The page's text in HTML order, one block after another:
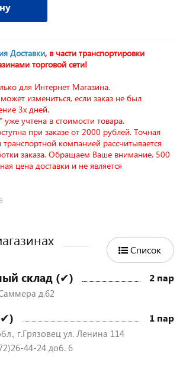
Доставки, в части транспортировки
торговой сети!
для Интернет Магазина.
измениться, если заказ не был
3х дней.
учтена в стоимости товара.
при заказе от 2000 рублей. Точная
транспортной компанией рассчитывается
заказа. Обращаем Ваше внимание, 500
цена доставки и не является
Список
склад (✔) 2 пар
д.62
1 пар
г.Грязовец ул. Ленина 114
44-24 доб. 6